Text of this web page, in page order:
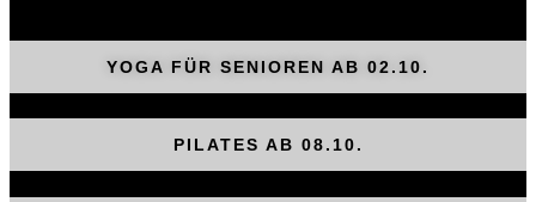
YOGA FÜR SENIOREN AB 02.10.
PILATES AB 08.10.